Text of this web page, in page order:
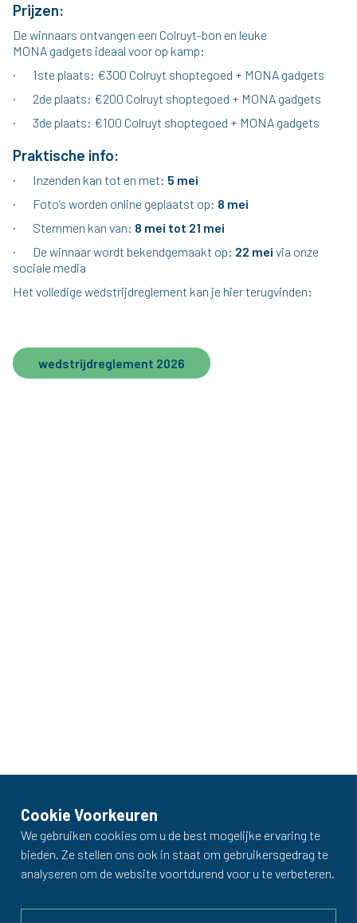
Prijzen:
De winnaars ontvangen een Colruyt-bon en leuke
MONA gadgets ideaal voor op kamp:
· 1ste plaats: €300 Colruyt shoptegoed + MONA gadgets
· 2de plaats: €200 Colruyt shoptegoed + MONA gadgets
· 3de plaats: €100 Colruyt shoptegoed + MONA gadgets
Praktische info:
· Inzenden kan tot en met: 5 mei
· Foto’s worden online geplaatst op: 8 mei
· Stemmen kan van: 8 mei tot 21 mei
· De winnaar wordt bekendgemaakt op: 22 mei via onze
sociale media
Het volledige wedstrijdreglement kan je hier terugvinden:
wedstrijdreglement 2026
Contact
Heb je vragen of wil je meer weten? Neem contact met ons
Cookie Voorkeuren
We gebruiken cookies om u de best mogelijke ervaring te
bieden. Ze stellen ons ook in staat om gebruikersgedrag te
analyseren om de website voortdurend voor u te verbeteren.